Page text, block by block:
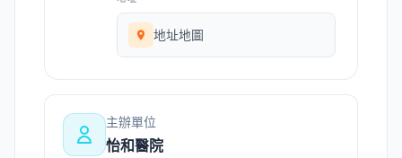
地址地圖
主辦單位
怡和醫院